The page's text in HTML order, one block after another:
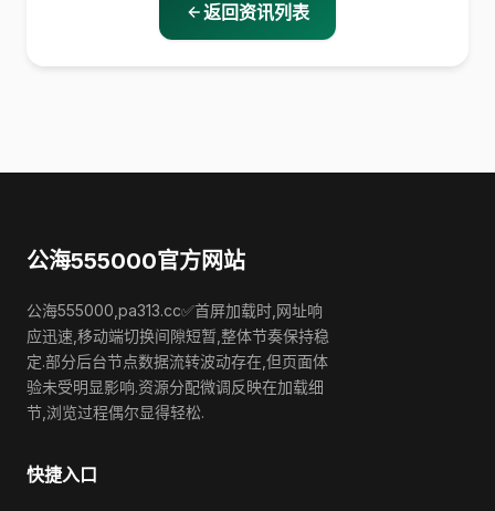
返回资讯列表
公海555000官方网站
公海555000,pa313.cc✅首屏加载时,网址响
应迅速,移动端切换间隙短暂,整体节奏保持稳
定.部分后台节点数据流转波动存在,但页面体
验未受明显影响.资源分配微调反映在加载细
节,浏览过程偶尔显得轻松.
快捷入口